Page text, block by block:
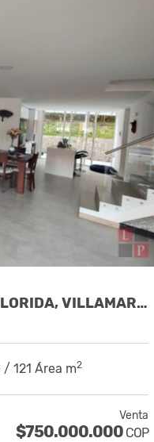
VENTA CASA CONJUNTO LA FLORIDA, VILLAMARÍA COD. 10208288
121 Área m2
Venta
$750.000.000 COP